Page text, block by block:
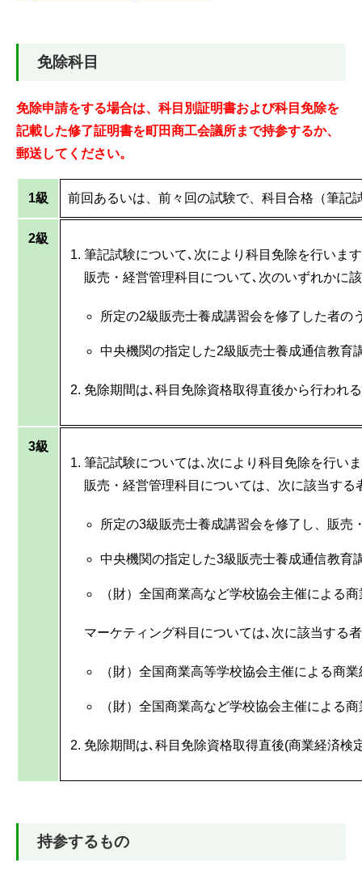
免除科目
免除申請をする場合は、科目別証明書および科目免除を
記載した修了証明書を町田商工会議所まで持参するか、
郵送してください。
1級 前回あるいは、前々回の試験で、科目合格（筆記
2級
筆記試験について､次により科目免除を行いま
販売・経営管理科目について､次のいずれかに
所定の2級販売士養成講習会を修了した者の
中央機関の指定した2級販売士養成通信教育
免除期間は､科目免除資格取得直後から行われ
3級
筆記試験については､次により科目免除を行い
販売・経営管理科目については、次に該当する
所定の3級販売士養成講習会を修了し、販売
中央機関の指定した3級販売士養成通信教育
（財）全国商業高など学校協会主催による
マーケティング科目については､次に該当する
（財）全国商業高等学校協会主催による商
（財）全国商業高など学校協会主催による
免除期間は､科目免除資格取得直後(商業経済
持参するもの